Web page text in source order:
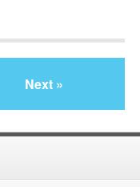
Next »